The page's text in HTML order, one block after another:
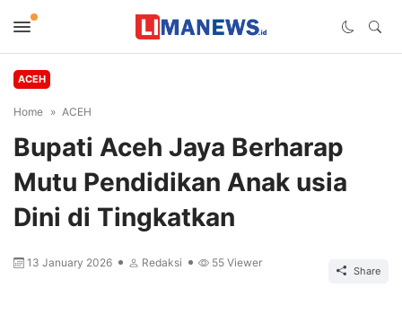
ACEH
Home ACEH
Bupati Aceh Jaya Berharap
Mutu Pendidikan Anak usia
Dini di Tingkatkan
13 January 2026 Redaksi 55 Viewer
Share